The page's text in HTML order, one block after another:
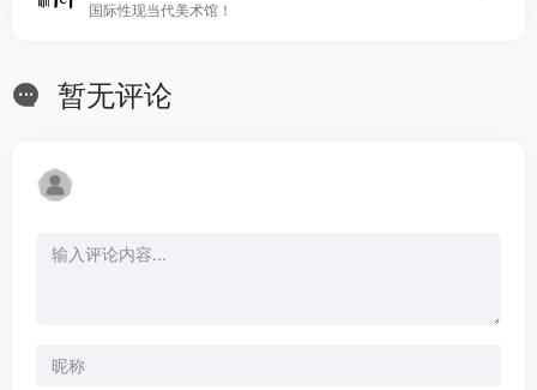
国际性现当代美术馆！
暂无评论